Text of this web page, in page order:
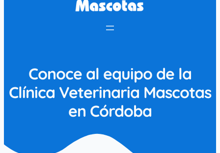
Conoce al equipo de la
Clínica Veterinaria Mascotas
en Córdoba